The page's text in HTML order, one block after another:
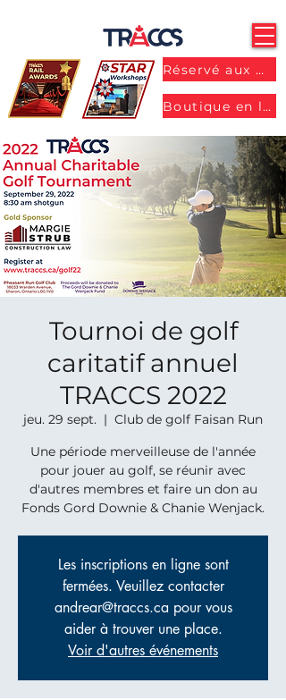
Réservé aux membres
Boutique en ligne
Tournoi de golf
caritatif annuel
TRACCS 2022
jeu. 29 sept.
  |
Club de golf Faisan Run
Une période merveilleuse de l'année
pour jouer au golf, se réunir avec
d'autres membres et faire un don au
Fonds Gord Downie & Chanie Wenjack.
Les inscriptions en ligne sont
fermées. Veuillez contacter
andrear@traccs.ca pour vous
aider à trouver une place.
Voir d'autres événements